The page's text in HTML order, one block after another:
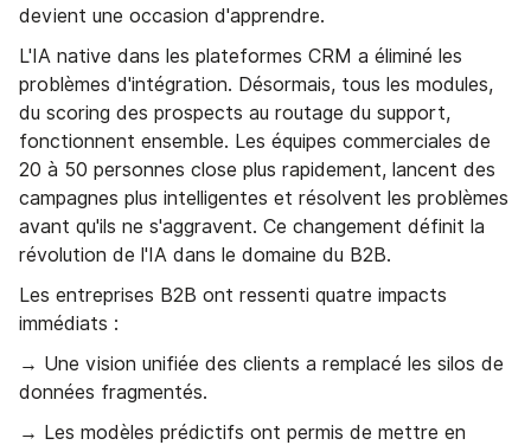
devient une occasion d'apprendre.
L'IA native dans les plateformes CRM a éliminé les
problèmes d'intégration. Désormais, tous les modules,
du scoring des prospects au routage du support,
fonctionnent ensemble. Les équipes commerciales de
20 à 50 personnes close plus rapidement, lancent des
campagnes plus intelligentes et résolvent les problèmes
avant qu'ils ne s'aggravent. Ce changement définit la
révolution de l'IA dans le domaine du B2B.
Les entreprises B2B ont ressenti quatre impacts
immédiats :
→ Une vision unifiée des clients a remplacé les silos de
données fragmentés.
→ Les modèles prédictifs ont permis de mettre en